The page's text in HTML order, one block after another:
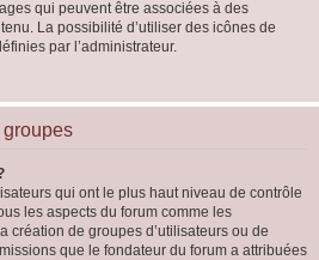
qui peuvent être associées à des
La possibilité d’utiliser des icônes de
par l’administrateur.
groupes
qui ont le plus haut niveau de contrôle
les aspects du forum comme les
création de groupes d’utilisateurs ou de
que le fondateur du forum a attribuées